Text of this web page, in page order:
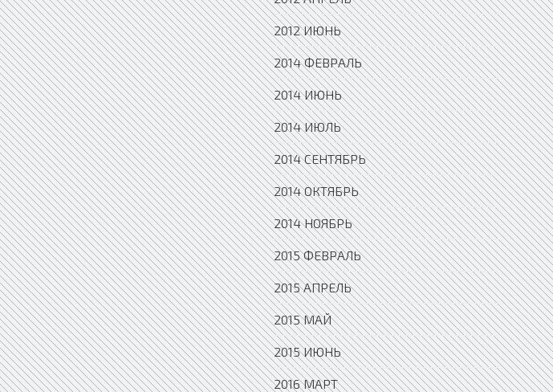
2012 ИЮНЬ
2014 ФЕВРАЛЬ
2014 ИЮНЬ
2014 ИЮЛЬ
2014 СЕНТЯБРЬ
2014 ОКТЯБРЬ
2014 НОЯБРЬ
2015 ФЕВРАЛЬ
2015 АПРЕЛЬ
2015 МАЙ
2015 ИЮНЬ
2016 МАРТ